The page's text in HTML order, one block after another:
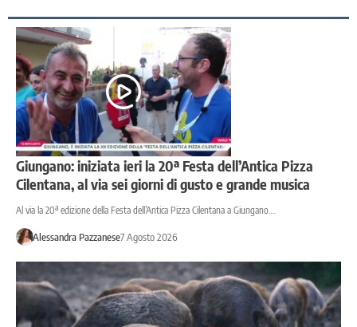
Giungano: iniziata ieri la 20ª Festa dell’Antica Pizza
Cilentana, al via sei giorni di gusto e grande musica
Al via la 20ª edizione della Festa dell’Antica Pizza Cilentana a Giungano.…
Alessandra Pazzanese7 Agosto 2026